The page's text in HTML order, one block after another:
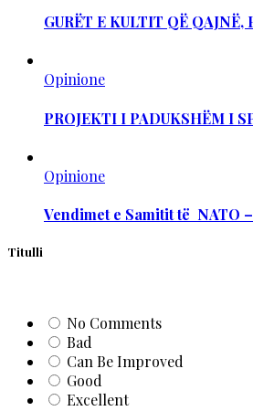
GURËT E KULTIT QË
Opinione
PROJEKTI I PADUKSHËM I
Opinione
Vendimet e Samitit të NATO
Titulli
No Comments
Bad
Can Be Improved
Good
Excellent